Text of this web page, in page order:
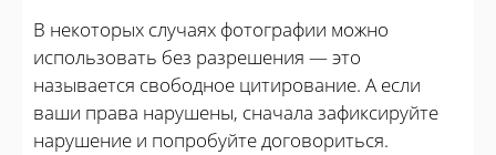
В некоторых случаях фотографии можно
использовать без разрешения — это
называется свободное цитирование. А если
ваши права нарушены, сначала зафиксируйте
нарушение и попробуйте договориться.